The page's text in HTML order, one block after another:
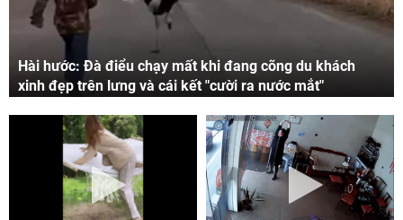
Hài hước: Đà điểu chạy mất khi đang cõng du khách
xinh đẹp trên lưng và cái kết "cười ra nước mắt"